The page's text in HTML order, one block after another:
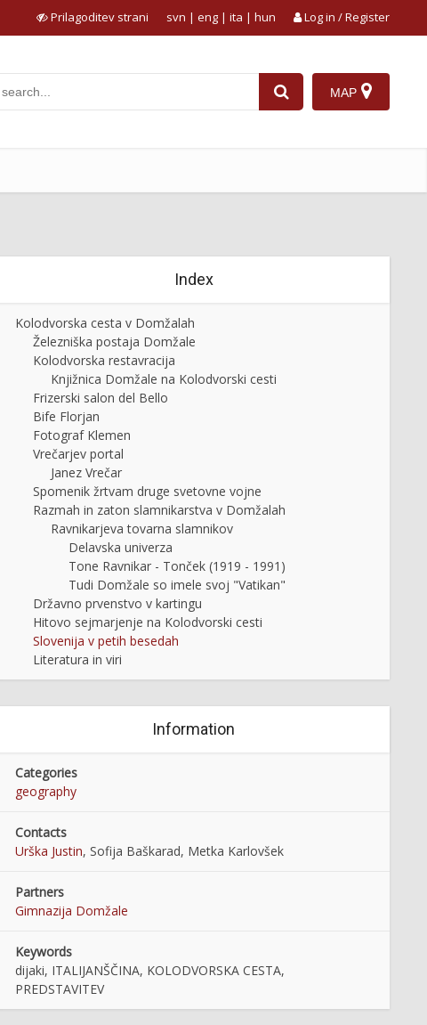
Prilagoditev strani Log in / Register
svn | eng | ita | hun
MAP
Index
Kolodvorska cesta v Domžalah
Železniška postaja Domžale
Kolodvorska restavracija
Knjižnica Domžale na Kolodvorski cesti
Frizerski salon del Bello
Bife Florjan
Fotograf Klemen
Vrečarjev portal
Janez Vrečar
Spomenik žrtvam druge svetovne vojne
Razmah in zaton slamnikarstva v Domžalah
Ravnikarjeva tovarna slamnikov
Delavska univerza
Tone Ravnikar - Tonček (1919 - 1991)
Tudi Domžale so imele svoj "Vatikan"
Državno prvenstvo v kartingu
Hitovo sejmarjenje na Kolodvorski cesti
Slovenija v petih besedah
Literatura in viri
Information
Categories
geography
Contacts
Urška Justin, Sofija Baškarad, Metka Karlovšek
Partners
Gimnazija Domžale
Keywords
dijaki, ITALIJANŠČINA, KOLODVORSKA CESTA,
PREDSTAVITEV